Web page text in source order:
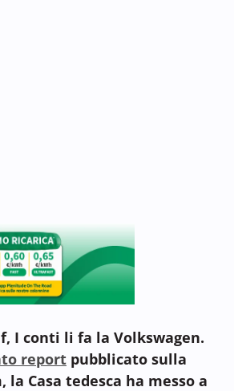
I conti li fa la Volkswagen.
report pubblicato sulla
la Casa tedesca ha messo a